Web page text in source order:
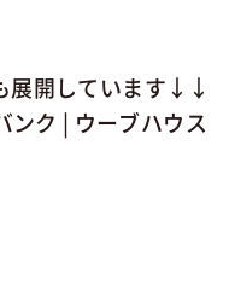
展開しています↓↓
ンク | ウーブハウス